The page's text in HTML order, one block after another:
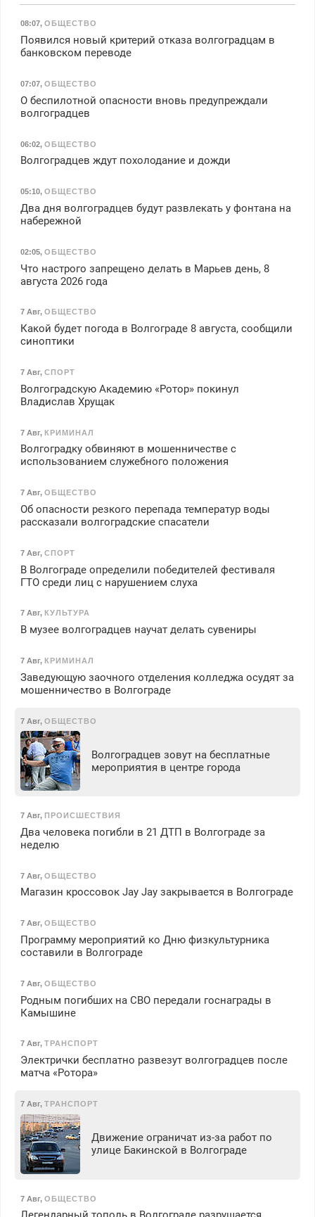
08:07, ОБЩЕСТВО
Появился новый критерий отказа волгоградцам в
банковском переводе
07:07, ОБЩЕСТВО
О беспилотной опасности вновь предупреждали
волгоградцев
06:02, ОБЩЕСТВО
Волгоградцев ждут похолодание и дожди
05:10, ОБЩЕСТВО
Два дня волгоградцев будут развлекать у фонтана на
набережной
02:05, ОБЩЕСТВО
Что настрого запрещено делать в Марьев день, 8
августа 2026 года
7 Авг, ОБЩЕСТВО
Какой будет погода в Волгограде 8 августа, сообщили
синоптики
7 Авг, СПОРТ
Волгоградскую Академию «Ротор» покинул
Владислав Хрущак
7 Авг, КРИМИНАЛ
Волгоградку обвиняют в мошенничестве с
использованием служебного положения
7 Авг, ОБЩЕСТВО
Об опасности резкого перепада температур воды
рассказали волгоградские спасатели
7 Авг, СПОРТ
В Волгограде определили победителей фестиваля
ГТО среди лиц с нарушением слуха
7 Авг, КУЛЬТУРА
В музее волгоградцев научат делать сувениры
7 Авг, КРИМИНАЛ
Заведующую заочного отделения колледжа осудят за
мошенничество в Волгограде
7 Авг, ОБЩЕСТВО
Волгоградцев зовут на бесплатные
мероприятия в центре города
7 Авг, ПРОИСШЕСТВИЯ
Два человека погибли в 21 ДТП в Волгограде за
неделю
7 Авг, ОБЩЕСТВО
Магазин кроссовок Jay Jay закрывается в Волгограде
7 Авг, ОБЩЕСТВО
Программу мероприятий ко Дню физкультурника
составили в Волгограде
7 Авг, ОБЩЕСТВО
Родным погибших на СВО передали госнаграды в
Камышине
7 Авг, ТРАНСПОРТ
Электрички бесплатно развезут волгоградцев после
матча «Ротора»
7 Авг, ТРАНСПОРТ
Движение ограничат из-за работ по
улице Бакинской в Волгограде
7 Авг, ОБЩЕСТВО